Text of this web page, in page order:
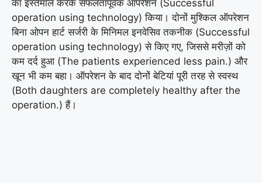
का इस्तेमाल करके सफलतापूर्वक ऑपरेशन (Successful
operation using technology) किया। दोनों मुश्किल ऑपरेशन
बिना ओपन हार्ट सर्जरी के मिनिमल इनवेसिव तकनीक (Successful
operation using technology) से किए गए, जिससे मरीज़ों को
कम दर्द हुआ (The patients experienced less pain.) और
खून भी कम बहा। ऑपरेशन के बाद दोनों बेटियां पूरी तरह से स्वस्थ
(Both daughters are completely healthy after the
operation.) हैं।